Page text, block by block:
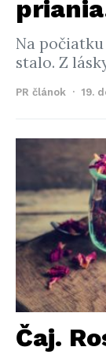
Na
stalo. Z
PR článok 19.
Čaj.